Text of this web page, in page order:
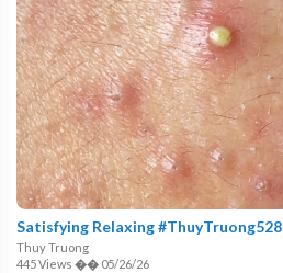
Satisfying Relaxing #ThuyTruong528
Thuy Truong
445 Views �� 05/26/26